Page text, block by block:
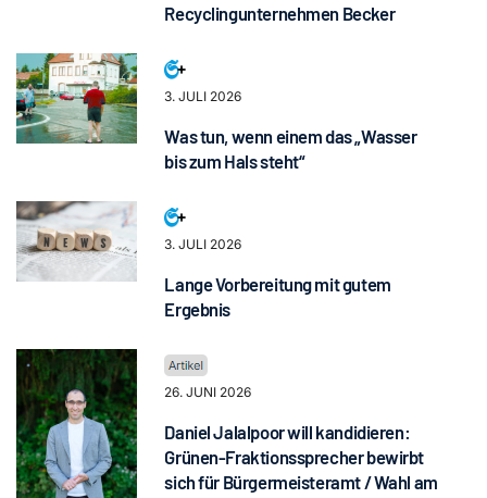
Recyclingunternehmen Becker
3. JULI 2026
Was tun, wenn einem das „Wasser
bis zum Hals steht“
3. JULI 2026
Lange Vorbereitung mit gutem
Ergebnis
26. JUNI 2026
Daniel Jalalpoor will kandidieren:
Grünen-Fraktionssprecher bewirbt
sich für Bürgermeisteramt / Wahl am